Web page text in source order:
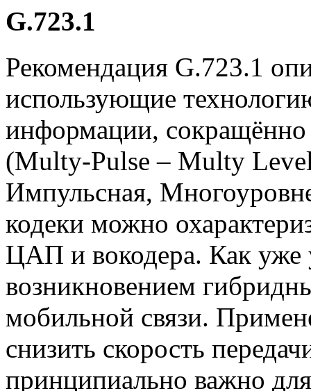
G.723.1
Рекомендация G.723.1
использующие
информации,
(Multy-Pulse – Multy
Импульсная,
кодеки можно
ЦАП и вокодера. Как
возникновением
мобильной связи.
снизить скорость
принципиально важно